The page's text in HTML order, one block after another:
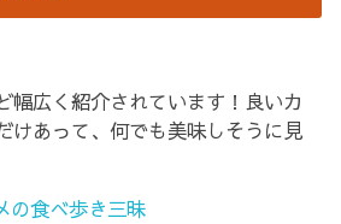
幅広く紹介されています！良いカ
けあって、何でも美味しそうに見
の食べ歩き三昧